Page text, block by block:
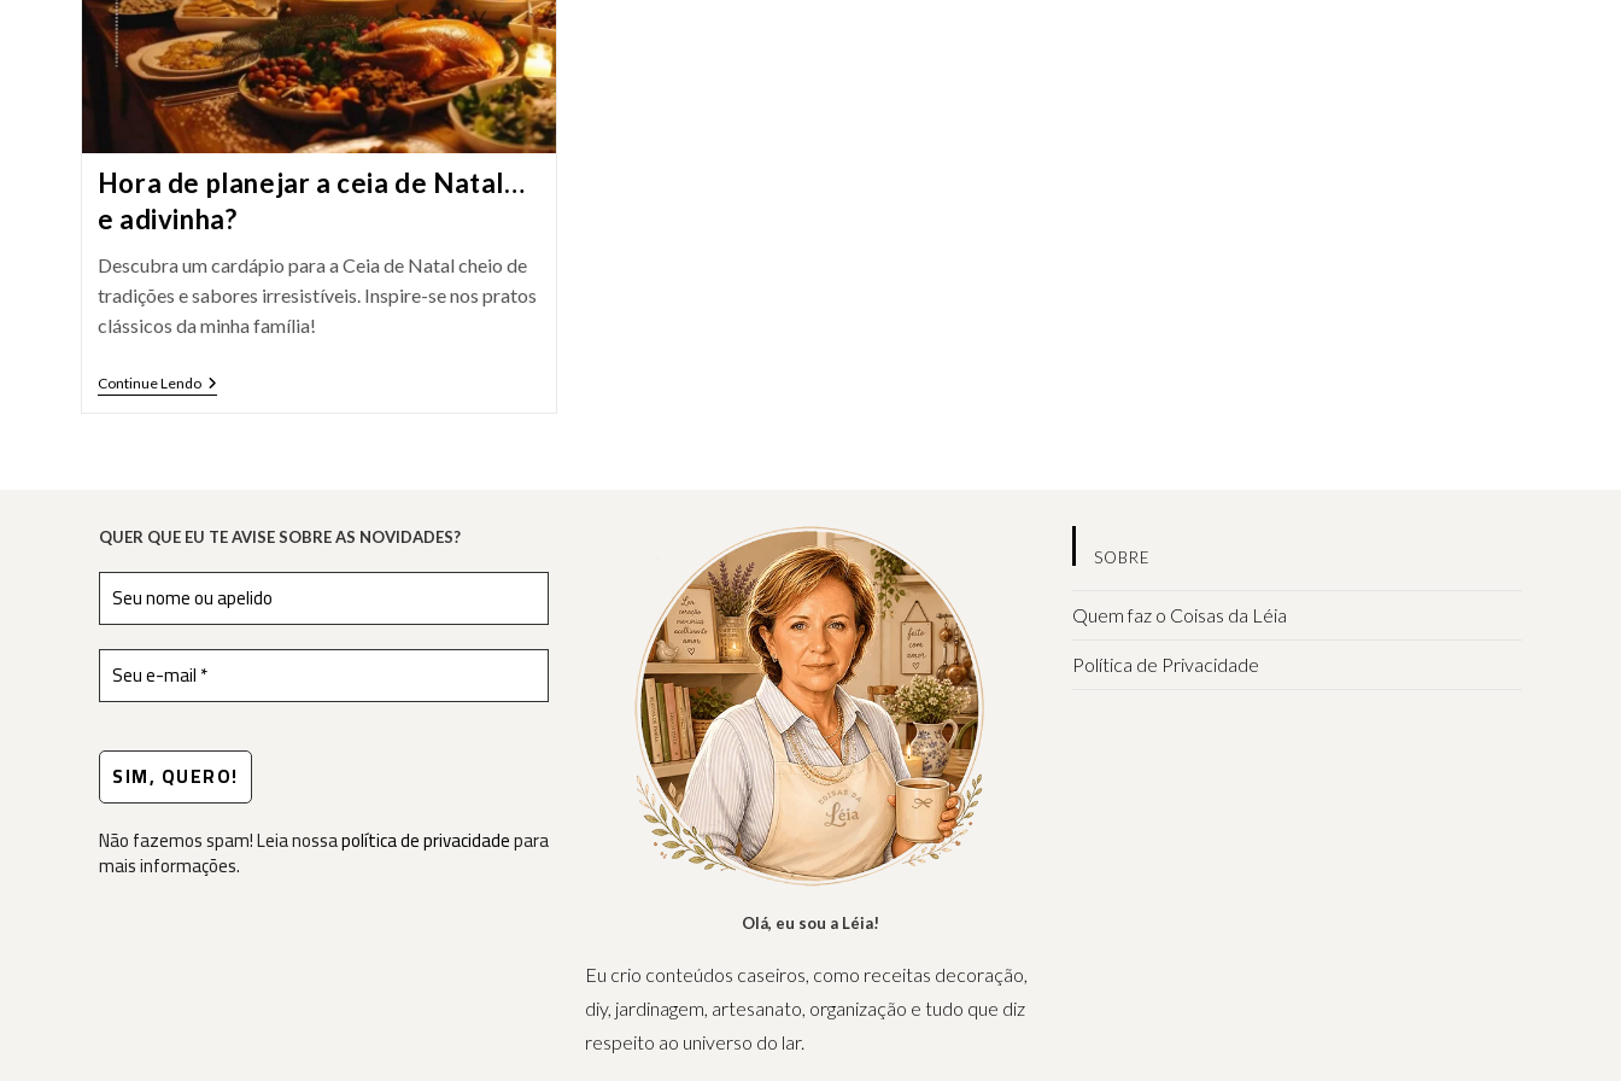
Hora de planejar a ceia de Natal…
e adivinha?
Descubra um cardápio para a Ceia de Natal cheio de
tradições e sabores irresistíveis. Inspire-se nos pratos
clássicos da minha família!
Continue LendoHora
De
Adivinha?
QUER QUE EU TE AVISE SOBRE AS NOVIDADES?
Não fazemos spam! Leia nossapolítica de privacidadepara
mais informações.
Olá, eu sou a Léia!
Eu crio conteúdos caseiros, como receitas decoração,
diy, jardinagem, artesanato, organização e tudo que diz
respeito ao universo do lar.
SOBRE
Quem faz o Coisas da Léia
Política de Privacidade